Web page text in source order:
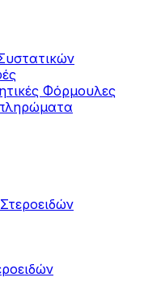
Φόρμουλες